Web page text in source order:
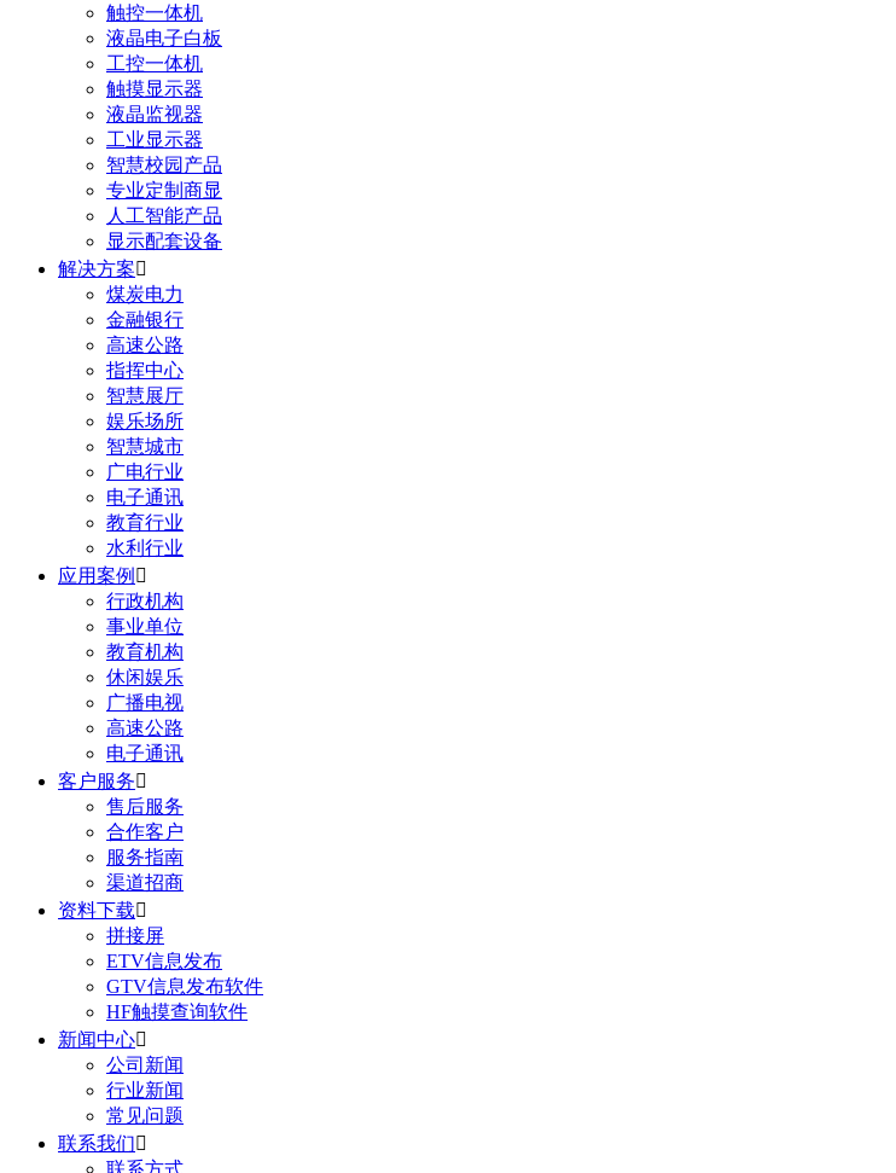
触控一体机
液晶电子白板
工控一体机
触摸显示器
液晶监视器
工业显示器
智慧校园产品
专业定制商显
人工智能产品
显示配套设备
解决方案
煤炭电力
金融银行
高速公路
指挥中心
智慧展厅
娱乐场所
智慧城市
广电行业
电子通讯
教育行业
水利行业
应用案例 
行政机构
事业单位
教育机构
休闲娱乐
广播电视
高速公路
电子通讯
客户服务
售后服务
合作客户
服务指南
渠道招商
资料下载
拼接屏
ETV信息发布
GTV信息发布软件
HF触摸查询软件
新闻中心
公司新闻
行业新闻
常见问题
联系我们